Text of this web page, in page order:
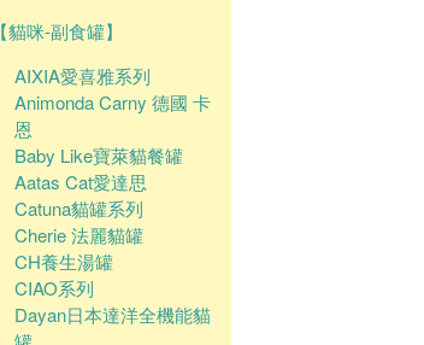
【貓咪-副食罐】
AIXIA愛喜雅系列
Animonda Carny 德國 卡
恩
Baby Like寶萊貓餐罐
Aatas Cat愛達思
Catuna貓罐系列
Cherie 法麗貓罐
CH養生湯罐
CIAO系列
Dayan日本達洋全機能貓